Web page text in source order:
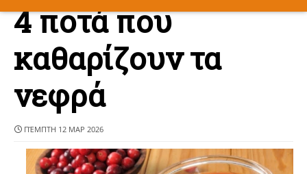
4 ποτά που
καθαρίζουν τα
νεφρά
ΠΈΜΠΤΗ 12 ΜΑΡ 2026